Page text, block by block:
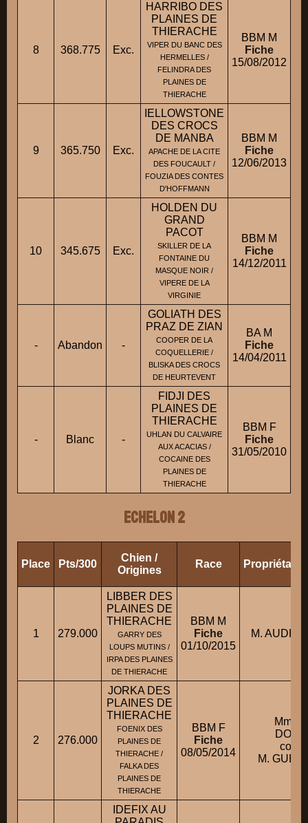
8 368.775 Exc.
HARRIBO DES
PLAINES DE
THIERACHE
VIPER DU BANC DES
HERMELLES /
FELINDRA DES
PLAINES DE
THIERACHE
BBM M
Fiche
15/08/2012
9 365.750 Exc.
IELLOWSTONE
DES CROCS
DE MANBA
APACHE DE LA CITE
DES FOUCAULT /
FOUZIA DES CONTES
D'HOFFMANN
BBM M
Fiche
12/06/2013
10 345.675 Exc.
HOLDEN DU
GRAND
PACOT
SKILLER DE LA
FONTAINE DU
MASQUE NOIR /
VIPERE DE LA
VIRGINIE
BBM M
Fiche
14/12/2011
- Abandon -
GOLIATH DES
PRAZ DE ZIAN
COOPER DE LA
COQUELLERIE /
BLISKA DES CROCS
DE HEURTEVENT
BA M
Fiche
14/04/2011
- Blanc -
FIDJI DES
PLAINES DE
THIERACHE
UHLAN DU CALVAIRE
AUX ACACIAS /
COCAINE DES
PLAINES DE
THIERACHE
BBM F
Fiche
31/05/2010
ECHELON 2
Place Pts/300
Chien /
Origines
Race
1 279.000
LIBBER DES
PLAINES DE
THIERACHE
GARRY DES
LOUPS MUTINS /
IRPA DES PLAINES
DE THIERACHE
BBM M
Fiche
01/10/2015
M.
2 276.000
JORKA DES
PLAINES DE
THIERACHE
FOENIX DES
PLAINES DE
THIERACHE /
FALKA DES
PLAINES DE
THIERACHE
BBM F
Fiche
08/05/2014
Mme
M.
IDEFIX AU